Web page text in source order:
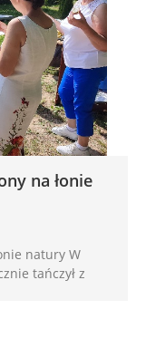
na łonie
natury W
tańczył z